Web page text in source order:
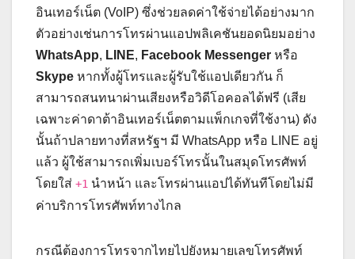
อินเทอร์เน็ต (VoIP) ซึ่งช่วยลดค่าใช้จ่ายได้อย่างมาก
ตัวอย่างเช่นการโทรผ่านแอปพลิเคชันยอดนิยมอย่าง
WhatsApp, LINE, Facebook Messenger หรือ
Skype หากทั้งผู้โทรและผู้รับใช้แอปเดียวกัน ก็
สามารถสนทนาผ่านเสียงหรือวิดีโอคอลได้ฟรี (เสีย
เฉพาะค่าดาต้าอินเทอร์เน็ตตามแพ็กเกจที่ใช้งาน) ดัง
นั้นถ้าปลายทางที่สหรัฐฯ มี WhatsApp หรือ LINE อยู่
แล้ว ผู้ใช้สามารถเพิ่มเบอร์โทรนั้นในสมุดโทรศัพท์
โดยใส่ +1 นำหน้า และโทรผ่านแอปได้ทันทีโดยไม่มี
ค่าบริการโทรศัพท์ทางไกล
กรณีต้องการโทรจากไทยไปยังหมายเลขโทรศัพท์